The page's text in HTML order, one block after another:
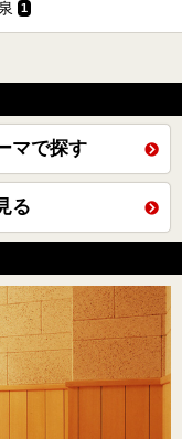
1
マで探す
る